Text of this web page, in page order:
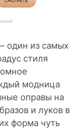
один из самых
стиля
модница
оправы на
и луков в
форма чуть